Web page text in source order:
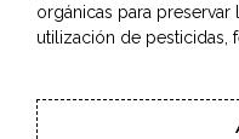
orgánicas para
utilización de pesticidas,